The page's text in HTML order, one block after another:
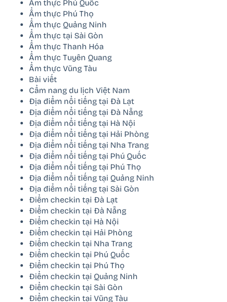
Ẩm thực Phú Quốc
Ẩm thực Phú Thọ
Ẩm thực Quảng Ninh
Ẩm thực tại Sài Gòn
Ẩm thực Thanh Hóa
Ẩm thực Tuyên Quang
Ẩm thực Vũng Tàu
Bài viết
Cẩm nang du lịch Việt Nam
Địa điểm nổi tiếng tại Đà Lạt
Địa điểm nổi tiếng tại Đà Nẵng
Địa điểm nổi tiếng tại Hà Nội
Địa điểm nổi tiếng tại Hải Phòng
Địa điểm nổi tiếng tại Nha Trang
Địa điểm nổi tiếng tại Phú Quốc
Địa điểm nổi tiếng tại Phú Thọ
Địa điểm nổi tiếng tại Quảng Ninh
Địa điểm nổi tiếng tại Sài Gòn
Điểm checkin tại Đà Lạt
Điểm checkin tại Đà Nẵng
Điểm checkin tại Hà Nội
Điểm checkin tại Hải Phòng
Điểm checkin tại Nha Trang
Điểm checkin tại Phú Quốc
Điểm checkin tại Phú Thọ
Điểm checkin tại Quảng Ninh
Điểm checkin tại Sài Gòn
Điểm checkin tại Vũng Tàu